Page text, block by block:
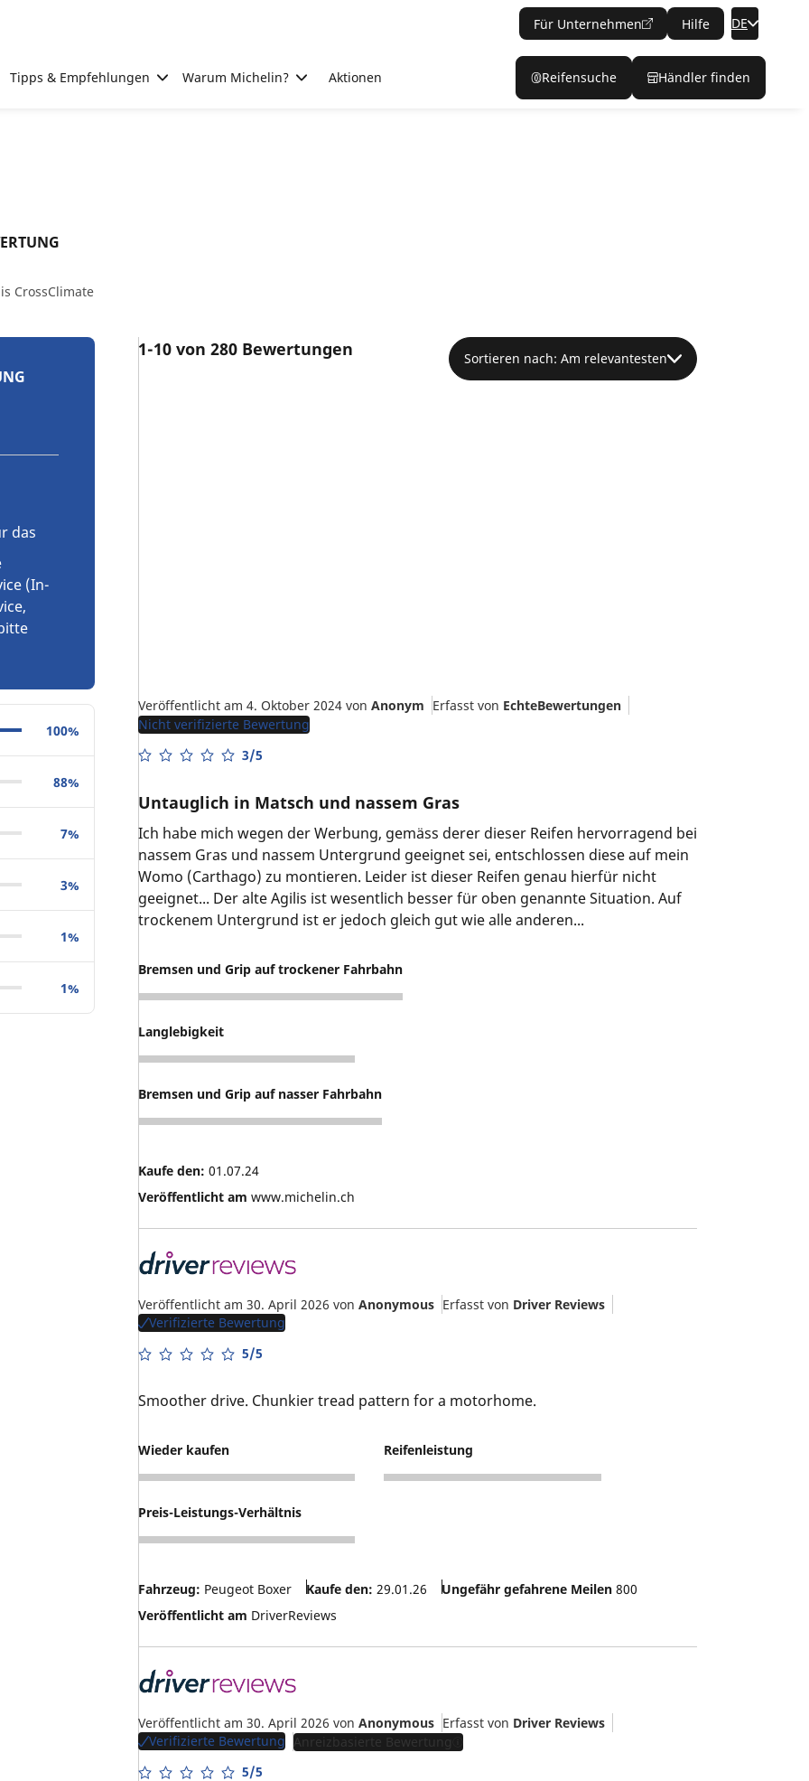
Für Unternehmen Hilfe DE
Tipps & Empfehlungen Warum Michelin? Aktionen Reifensuche Händler finden
CrossClimate
das
(In-
100%
88%
7%
3%
1%
1%
1-10 von 280 Bewertungen Sortieren nach: Am relevantesten
Veröffentlicht am 4. Oktober 2024 von Anonym Erfasst von EchteBewertungen
Nicht verifizierte Bewertung
3/5
Untauglich in Matsch und nassem Gras
Ich habe mich wegen der Werbung, gemäss derer dieser Reifen hervorragend bei
nassem Gras und nassem Untergrund geeignet sei, entschlossen diese auf mein
Womo (Carthago) zu montieren. Leider ist dieser Reifen genau hierfür nicht
geeignet... Der alte Agilis ist wesentlich besser für oben genannte Situation. Auf
trockenem Untergrund ist er jedoch gleich gut wie alle anderen...
Bremsen und Grip auf trockener Fahrbahn
5
Langlebigkeit
5
Bremsen und Grip auf nasser Fahrbahn
5
Kaufe den: 01.07.24
Veröffentlicht am www.michelin.ch
Veröffentlicht am 30. April 2026 von Anonymous Erfasst von Driver Reviews
Verifizierte Bewertung
5/5
Smoother drive. Chunkier tread pattern for a motorhome.
Wieder kaufen
5
Reifenleistung
4
Preis-Leistungs-Verhältnis
4
Fahrzeug: Peugeot Boxer Kaufe den: 29.01.26 Ungefähr gefahrene Meilen800
Veröffentlicht am DriverReviews
Veröffentlicht am 30. April 2026 von Anonymous Erfasst von Driver Reviews
Verifizierte Bewertung Anreizbasierte Bewertung
5/5